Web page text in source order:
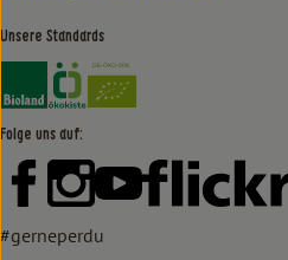
Unsere Standards
Externer Link zu https://
Externer Link zu https://
Folge uns auf:
Externer Link zu https://
Externer Link zu
Externer Link zu
#gerneperdu